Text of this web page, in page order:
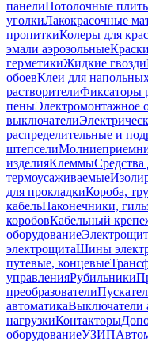
панелиПотолочные
уголкиЛакокрасочные
пропиткиКолеры для
эмали аэрозольные
герметикиЖидкие гвозди
обоевКлеи для
растворителиФиксаторы
пеныЭлектромонтажное
выключатели
распределительные и
штепсели
изделияКлеммыСредства
термоусаживаемые
для прокладкиКороба,
кабельНаконечники,
коробовКабельный
оборудование
электрощитаШины
путевые, концевые
управленияРубильники
преобразователи
автоматикаВыключатели
нагрузкиКонтакторы
оборудованиеУЗИП